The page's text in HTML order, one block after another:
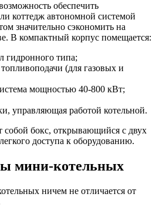
обеспечить
коттедж автономной системой
значительно сэкономить на
В компактный корпус помещается:
гидронного типа;
(для газовых и
мощностью 40-800 кВт;
управляющая работой котельной.
собой бокс, открывающийся с двух
доступа к оборудованию.
мини-котельных
ничем не отличается от